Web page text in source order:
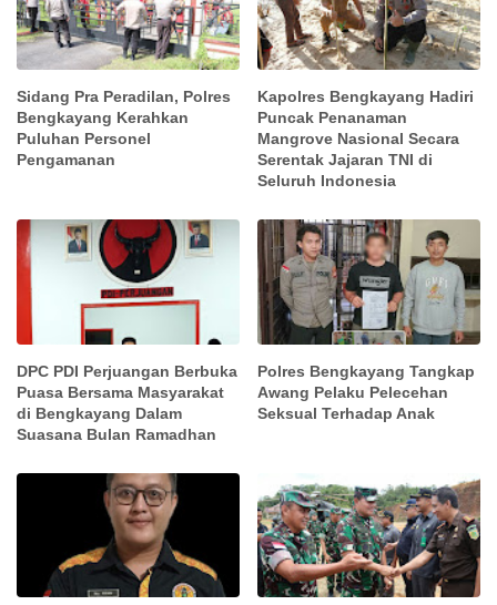
Sidang Pra Peradilan, Polres
Bengkayang Kerahkan
Puluhan Personel
Pengamanan
Kapolres Bengkayang Hadiri
Puncak Penanaman
Mangrove Nasional Secara
Serentak Jajaran TNI di
Seluruh Indonesia
DPC PDI Perjuangan Berbuka
Puasa Bersama Masyarakat
di Bengkayang Dalam
Suasana Bulan Ramadhan
Polres Bengkayang Tangkap
Awang Pelaku Pelecehan
Seksual Terhadap Anak